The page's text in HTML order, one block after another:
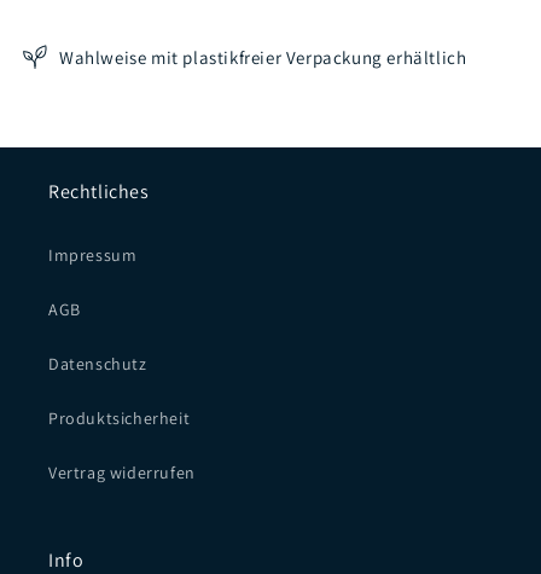
Wahlweise mit plastikfreier Verpackung erhältlich
Rechtliches
Impressum
AGB
Datenschutz
Produktsicherheit
Vertrag widerrufen
Info